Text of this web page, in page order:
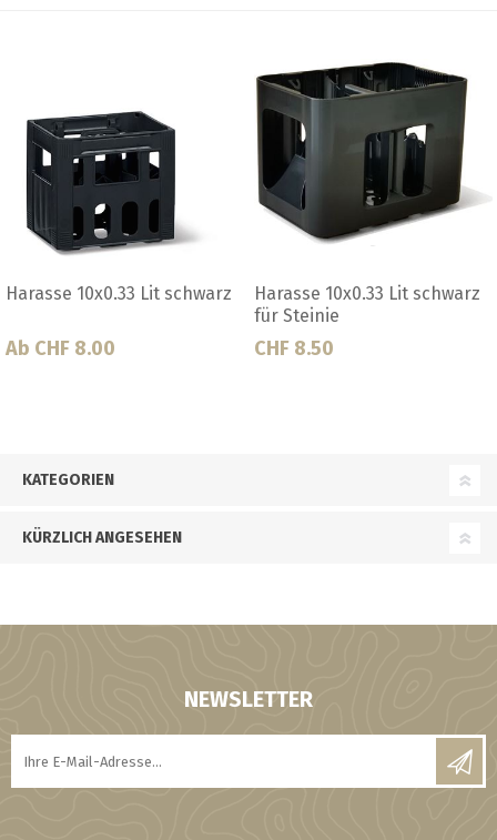
Harasse 10x0.33 Lit schwarz
Ab CHF 8.00
Harasse 10x0.33 Lit schwarz
für Steinie
CHF 8.50
KATEGORIEN
KÜRZLICH ANGESEHEN
NEWSLETTER